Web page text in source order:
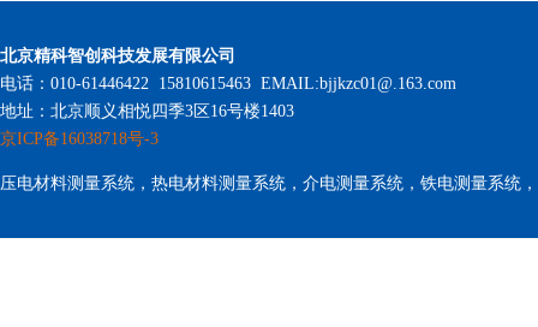
北京精科智创科技发展有限公司
电话：010-61446422 15810615463 EMAIL:bjjkzc01@.163.com
地址：北京顺义相悦四季3区16号楼1403
京ICP备16038718号-3
压电材料测量系统，热电材料测量系统，介电测量系统，铁电测量系统